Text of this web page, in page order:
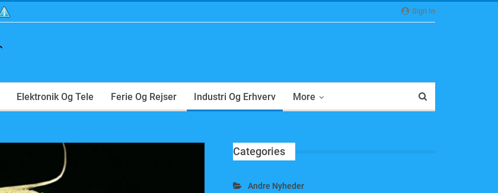
Sign In
Elektronik Og Tele Ferie Og Rejser Industri Og Erhverv More
Categories
Andre Nyheder